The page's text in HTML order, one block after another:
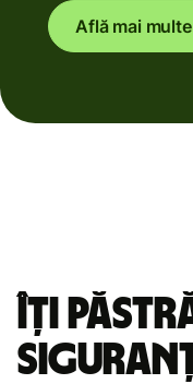
Află mai
Îți